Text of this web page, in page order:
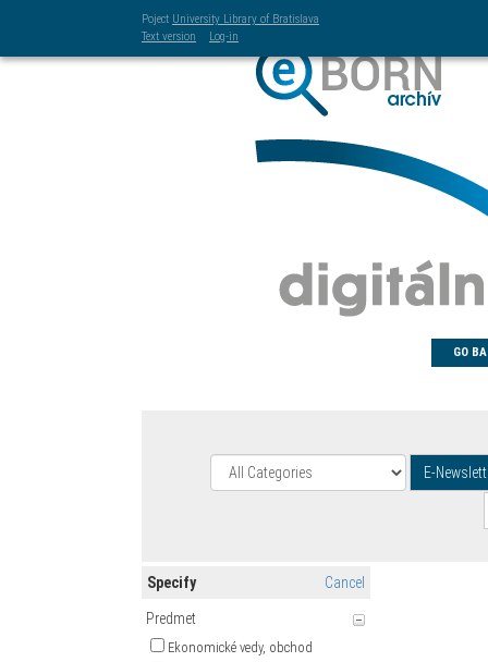
Poject University Library of Bratislava
Text version
Log-in
GO
Specify Cancel
Predmet
Ekonomické vedy, obchod